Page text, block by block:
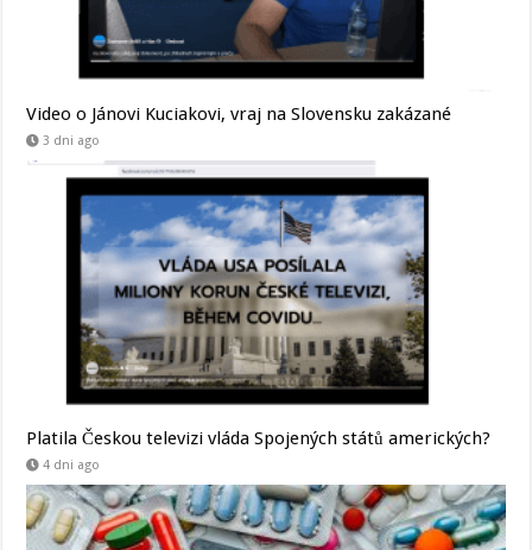
Video o Jánovi Kuciakovi, vraj na Slovensku zakázané
3 dni ago
Platila Českou televizi vláda Spojených států amerických?
4 dni ago